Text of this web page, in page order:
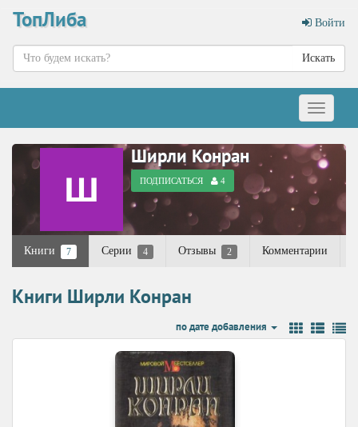
ТопЛиба Войти
Искать
Меню
Ширли Конран
ПОДПИСАТЬСЯ 4
Книги 7 Серии 4 Отзывы 2 Комментарии
Книги Ширли Конран
по дате добавления